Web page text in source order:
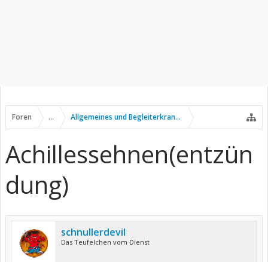
Foren ... Allgemeines und Begleiterkrankungen
Achillessehnen(entzün
dung)
schnullerdevil
Das Teufelchen vom Dienst